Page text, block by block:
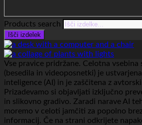
Products search
Išči izdelek
Vse pravice pridržane. Celotna vsebina
(besedila in videoposnetki) je
inteligence (AI) in je zaščitena z
Prizadevamo si objavljati izključno
in slikovno gradivo. Zaradi narave AI
moremo v celoti jamčiti za popolno
informacij. Če na strani odkrijete